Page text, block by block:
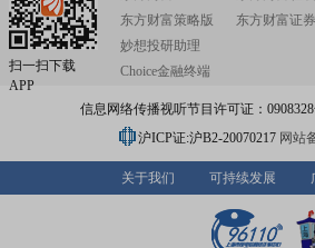
扫一扫下载
APP
东方财富策略版
妙想投研助理
Choice金融终端
东方财富证
信息网络传播视听节目许可证：
沪ICP证:沪B2-20070217 网站
关于我们 可持续发展